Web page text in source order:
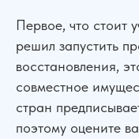
Первое, что стоит
решил запустить
восстановления,
совместное
стран
поэтому оцените